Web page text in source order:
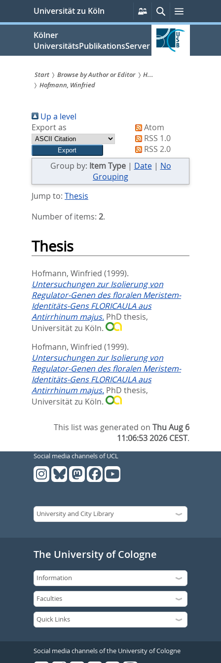
springen
Universität zu Köln
Persönliche
Services
SucheMenü
Kölner
UniversitätsPublikationsServer
Sie
sind
hier:
Start Browse by Author or Editor
H...
Hofmann, Winfried
Up a level
Export as
Atom
RSS 1.0
RSS 2.0
Group by: Item Type| Date| No
Grouping
Jump to: Thesis
Number of items: 2.
Thesis
Hofmann, Winfried (1999).
Untersuchungen zur Isolierung von
Regulator-Genen des floralen Meristem-
Identitäts-Gens FLORICAULA aus
Antirrhinum majus. PhD thesis,
Universität zu Köln.
Hofmann, Winfried (1999).
Untersuchungen zur Isolierung von
Regulator-Genen des floralen Meristem-
Identitäts-Gens FLORICAULA aus
Antirrhinum majus. PhD thesis,
Universität zu Köln.
This list was generated onThu Aug 6
11:06:53 2026 CEST.
Social media channels of UCL
The University of Cologne
Social media channels of the University of Cologne